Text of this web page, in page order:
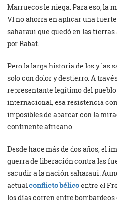
Marruecos le niega. Para eso, la
VI no ahorra en aplicar una
saharaui que quedó en las
por Rabat.
Pero la larga historia de los y las
solo con dolor y destierro. A
representante legítimo del
internacional, esa resistencia
imposibles de abarcar con la
continente africano.
Desde hace más de dos años, el
guerra de liberación contra las
sacudir a la nación saharaui.
actual conflicto bélicoentre el
los días corren entre